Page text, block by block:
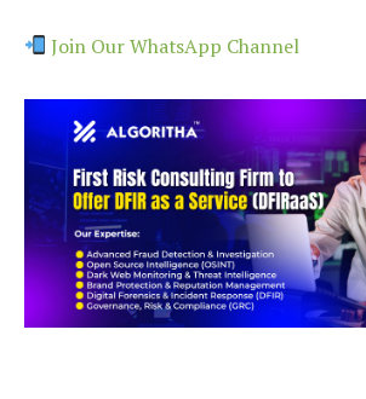
Join Our WhatsApp Channel